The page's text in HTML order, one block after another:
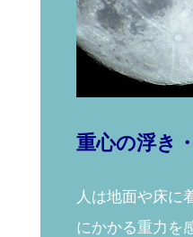
重心の浮き
人は地面や床に
にかかる重力を